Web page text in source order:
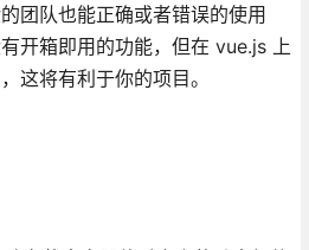
团队也能正确或者错误的使用
开箱即用的功能，但在 vue.js 上
这将有利于你的项目。